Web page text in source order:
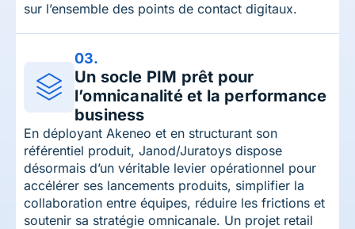
sur l’ensemble des points de contact digitaux.
03.
Un socle PIM prêt pour
l’omnicanalité et la performance
business
En déployant Akeneo et en structurant son
référentiel produit, Janod/Juratoys dispose
désormais d’un véritable levier opérationnel pour
accélérer ses lancements produits, simplifier la
collaboration entre équipes, réduire les frictions et
soutenir sa stratégie omnicanale. Un projet retail